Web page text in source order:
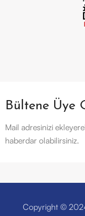
Bültene Üye
Mail adresinizi
haberdar olabilirsiniz.
Copyright ©